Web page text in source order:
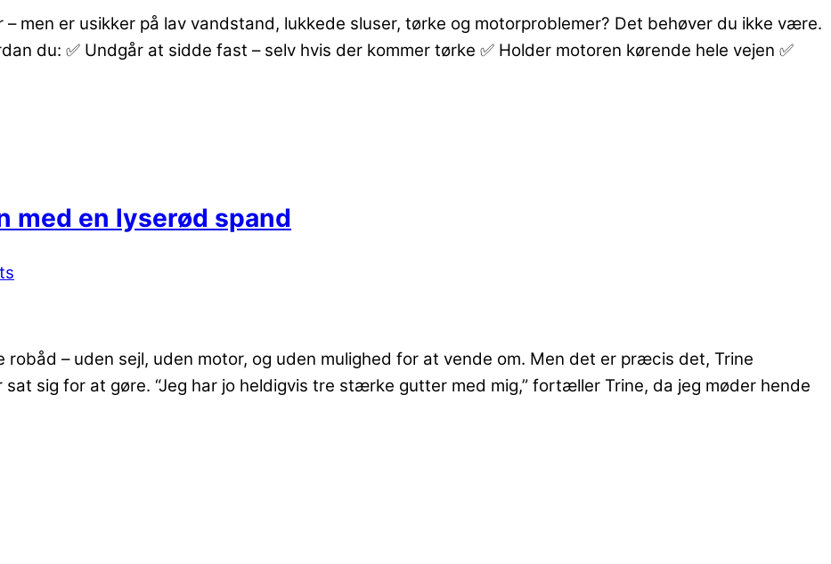
men er usikker på lav vandstand, lukkede sluser, tørke og motorproblemer? Det behøver du ikke være.
du: ✅ Undgår at sidde fast – selv hvis der kommer tørke ✅ Holder motoren kørende hele vejen ✅
med en lyserød spand
– uden sejl, uden motor, og uden mulighed for at vende om. Men det er præcis det, Trine
sig for at gøre. “Jeg har jo heldigvis tre stærke gutter med mig,” fortæller Trine, da jeg møder hende